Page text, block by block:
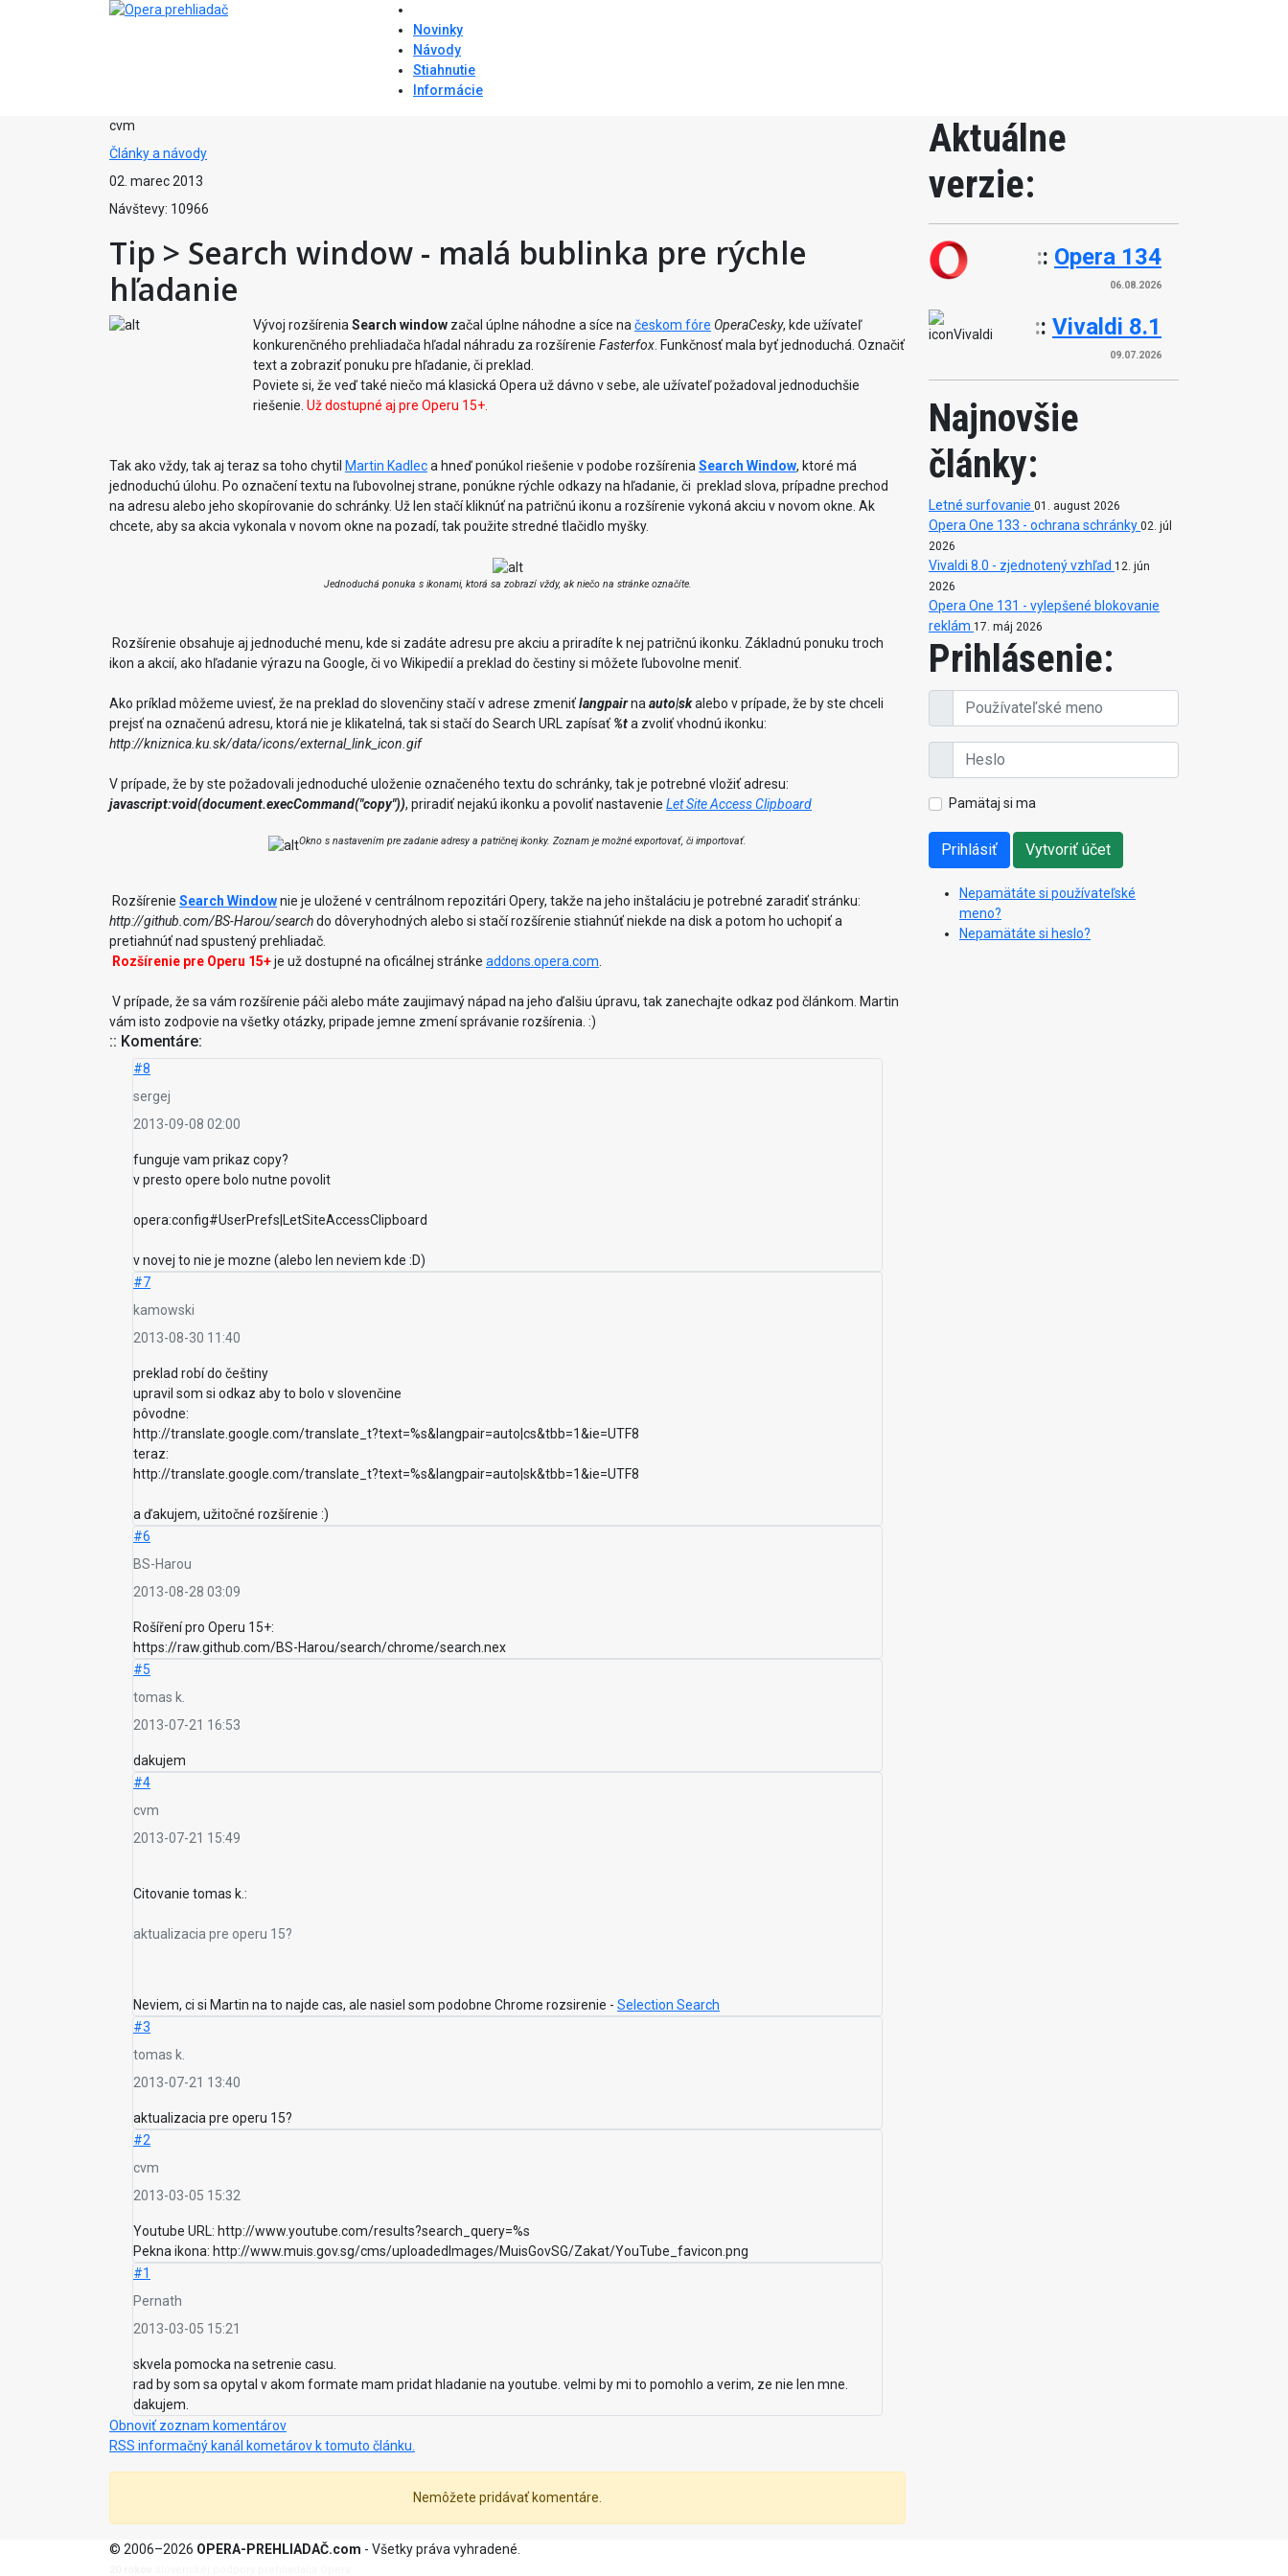
Novinky
Návody
Stiahnutie
Informácie
cvm
Články a návody
02. marec 2013
Návštevy: 10966
Tip > Search window - malá bublinka pre rýchle
hľadanie
Vývoj rozšírenia Search window začal úplne náhodne a síce na českom fóre OperaCesky, kde užívateľ
konkurenčného prehliadača hľadal náhradu za rozšírenie Fasterfox . Funkčnosť mala byť jednoduchá. Označiť
text a zobraziť ponuku pre hľadanie, či preklad.
Poviete si, že veď také niečo má klasická Opera už dávno v sebe, ale užívateľ požadoval jednoduchšie
riešenie. Už dostupné aj pre Operu 15+.
Tak ako vždy, tak aj teraz sa toho chytil Martin Kadleca hneď ponúkol riešenie v podobe rozšírenia Search Window, ktoré má
jednoduchú úlohu. Po označení textu na ľubovolnej strane, ponúkne rýchle odkazy na hľadanie, či preklad slova, prípadne prechod
na adresu alebo jeho skopírovanie do schránky. Už len stačí kliknúť na patričnú ikonu a rozšírenie vykoná akciu v novom okne. Ak
chcete, aby sa akcia vykonala v novom okne na pozadí, tak použite stredné tlačidlo myšky.
Jednoduchá ponuka s ikonami, ktorá sa zobrazí vždy, ak niečo na stránke označíte.
Rozšírenie obsahuje aj jednoduché menu, kde si zadáte adresu pre akciu a priradíte k nej patričnú ikonku. Základnú ponuku troch
ikon a akcií, ako hľadanie výrazu na Google, či vo Wikipedií a preklad do čestiny si môžete ľubovolne meniť.
Ako príklad môžeme uviesť, že na preklad do slovenčiny stačí v adrese zmeniťlangpairna auto|skalebo v prípade, že by ste chceli
prejsť na označenú adresu, ktorá nie je klikatelná, tak si stačí do Search URL zapísať %ta zvoliť vhodnú ikonku:
http://kniznica.ku.sk/data/icons/external_link_icon.gif
V prípade, že by ste požadovali jednoduché uloženie označeného textu do schránky, tak je potrebné vložiť adresu:
javascript:void(document.execCommand("copy")), priradiť nejakú ikonku a povoliť nastavenie Let Site Access Clipboard
Okno s nastavením pre zadanie adresy a patričnej ikonky. Zoznam je možné exportovať, či importovať.
Rozšírenie Search Windownie je uložené v centrálnom repozitári Opery, takže na jeho inštaláciu je potrebné zaradiť stránku:
http://github.com/BS-Harou/searchdo dôveryhodných alebo si stačí rozšírenie stiahnúť niekde na disk a potom ho uchopiť a
pretiahnúť nad spustený prehliadač.
Rozšírenie pre Operu 15+je už dostupné na oficálnej stránke addons.opera.com
V prípade, že sa vám rozšírenie páči alebo máte zaujimavý nápad na jeho ďalšiu úpravu, tak zanechajte odkaz pod článkom. Martin
vám isto zodpovie na všetky otázky, pripade jemne zmení správanie rozšírenia. :)
:: Komentáre:
#8
sergej
2013-09-08 02:00
funguje vam prikaz copy?
v presto opere bolo nutne povolit
opera:config#UserPrefs|LetSiteAccessClipboard
v novej to nie je mozne (alebo len neviem kde :D)
#7
kamowski
2013-08-30 11:40
preklad robí do češtiny
upravil som si odkaz aby to bolo v slovenčine
pôvodne:
http://translate.google.com/translate_t?text=%s&langpair=auto|cs&tbb=1&ie=UTF8
teraz:
http://translate.google.com/translate_t?text=%s&langpair=auto|sk&tbb=1&ie=UTF8
a ďakujem, užitočné rozšírenie :)
#6
BS-Harou
2013-08-28 03:09
Rošíření pro Operu 15+:
https://raw.github.com/BS-Harou/search/chrome/search.nex
#5
tomas k.
2013-07-21 16:53
dakujem
#4
cvm
2013-07-21 15:49
Citovanie tomas k.:
aktualizacia pre operu 15?
Neviem, ci si Martin na to najde cas, ale nasiel som podobne Chrome rozsirenie - Selection Search
#3
tomas k.
2013-07-21 13:40
aktualizacia pre operu 15?
#2
cvm
2013-03-05 15:32
Youtube URL: http://www.youtube.com/results?search_query=%s
Pekna ikona: http://www.muis.gov.sg/cms/uploadedImages/MuisGovSG/Zakat/YouTube_favicon.png
#1
Pernath
2013-03-05 15:21
skvela pomocka na setrenie casu.
rad by som sa opytal v akom formate mam pridat hladanie na youtube. velmi by mi to pomohlo a verim, ze nie len mne.
dakujem.
Obnoviť zoznam komentárov
RSS informačný kanál kometárov k tomuto článku.
Nemôžete pridávať komentáre.
Aktuálne
verzie:
:: Opera 134
06.08.2026
:: Vivaldi 8.1
09.07.2026
Najnovšie
články:
Letné surfovanie 01. august 2026
Opera One 133 - ochrana schránky 02. júl
2026
Vivaldi 8.0 - zjednotený vzhľad 12. jún
2026
Opera One 131 - vylepšené blokovanie
reklám 17. máj 2026
Prihlásenie:
Pamätaj si ma
Prihlásiť Vytvoriť účet
Nepamätáte si používateľské
meno?
Nepamätáte si heslo?
© 2006–2026 OPERA-PREHLIADAČ.com - Všetky práva vyhradené.